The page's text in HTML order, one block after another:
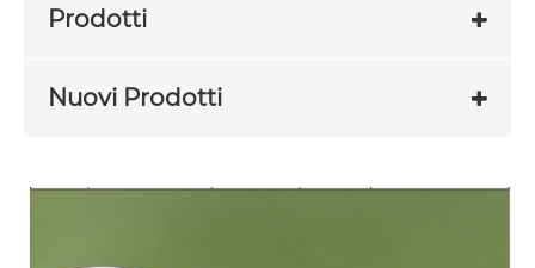
Prodotti
Nuovi Prodotti